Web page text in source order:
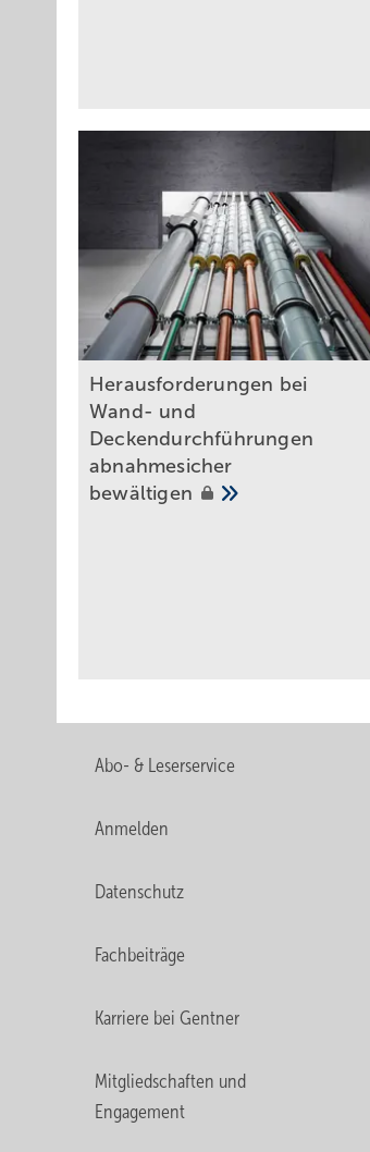
Herausforderungen bei
Wand- und
Deckendurchführungen
abnahmesicher
bewältigen
Abo- & Leserservice
Anmelden
Datenschutz
Fachbeiträge
Karriere bei Gentner
Mitgliedschaften und
Engagement